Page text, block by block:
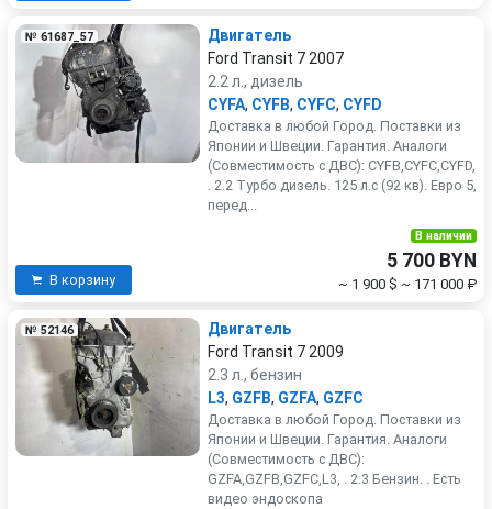
№ 61687_57
Двигатель
Ford Transit 7 2007
2.2 л., дизель
CYFA, CYFB, CYFC, CYFD
Доставка в любой Город. Поставки из
Японии и Швеции. Гарантия. Аналоги
(Совместимость с ДВС): CYFB,CYFC,CYFD,
. 2.2 Турбо дизель. 125 л.с (92 кв). Евро 5,
перед...
В корзину
В наличии
5 700 BYN
~ 1 900 $ ~ 171 000 ₽
№ 52146
Двигатель
Ford Transit 7 2009
2.3 л., бензин
L3, GZFB, GZFA, GZFC
Доставка в любой Город. Поставки из
Японии и Швеции. Гарантия. Аналоги
(Совместимость с ДВС):
GZFA,GZFB,GZFC,L3, . 2.3 Бензин. . Есть
видео эндоскопа